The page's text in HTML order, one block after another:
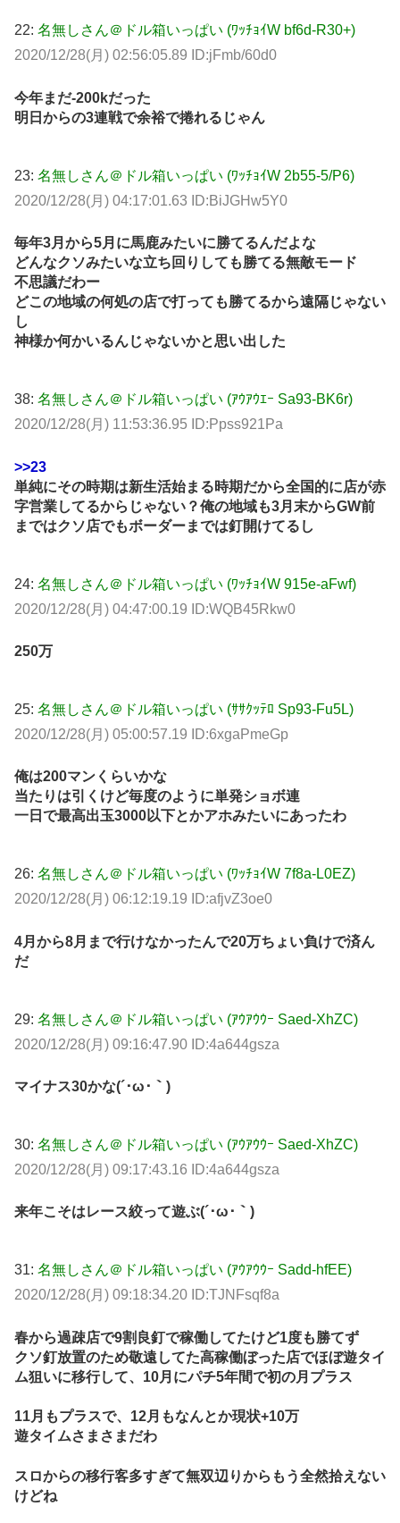
22: 名無しさん＠ドル箱いっぱい (ﾜｯﾁｮｲW bf6d-R30+)
2020/12/28(月) 02:56:05.89 ID:jFmb/60d0
今年まだ-200kだった
明日からの3連戦で余裕で捲れるじゃん
23: 名無しさん＠ドル箱いっぱい (ﾜｯﾁｮｲW 2b55-5/P6)
2020/12/28(月) 04:17:01.63 ID:BiJGHw5Y0
毎年3月から5月に馬鹿みたいに勝てるんだよな
どんなクソみたいな立ち回りしても勝てる無敵モード
不思議だわー
どこの地域の何処の店で打っても勝てるから遠隔じゃない
し
神様か何かいるんじゃないかと思い出した
38: 名無しさん＠ドル箱いっぱい (ｱｳｱｳｴｰ Sa93-BK6r)
2020/12/28(月) 11:53:36.95 ID:Ppss921Pa
>>23
単純にその時期は新生活始まる時期だから全国的に店が赤
字営業してるからじゃない？俺の地域も3月末からGW前
まではクソ店でもボーダーまでは釘開けてるし
24: 名無しさん＠ドル箱いっぱい (ﾜｯﾁｮｲW 915e-aFwf)
2020/12/28(月) 04:47:00.19 ID:WQB45Rkw0
250万
25: 名無しさん＠ドル箱いっぱい (ｻｻｸｯﾃﾛ Sp93-Fu5L)
2020/12/28(月) 05:00:57.19 ID:6xgaPmeGp
俺は200マンくらいかな
当たりは引くけど毎度のように単発ショボ連
一日で最高出玉3000以下とかアホみたいにあったわ
26: 名無しさん＠ドル箱いっぱい (ﾜｯﾁｮｲW 7f8a-L0EZ)
2020/12/28(月) 06:12:19.19 ID:afjvZ3oe0
4月から8月まで行けなかったんで20万ちょい負けで済ん
だ
29: 名無しさん＠ドル箱いっぱい (ｱｳｱｳｳｰ Saed-XhZC)
2020/12/28(月) 09:16:47.90 ID:4a644gsza
マイナス30かな(´･ω･｀)
30: 名無しさん＠ドル箱いっぱい (ｱｳｱｳｳｰ Saed-XhZC)
2020/12/28(月) 09:17:43.16 ID:4a644gsza
来年こそはレース絞って遊ぶ(´･ω･｀)
31: 名無しさん＠ドル箱いっぱい (ｱｳｱｳｳｰ Sadd-hfEE)
2020/12/28(月) 09:18:34.20 ID:TJNFsqf8a
春から過疎店で9割良釘で稼働してたけど1度も勝てず
クソ釘放置のため敬遠してた高稼働ぼった店でほぼ遊タイ
ム狙いに移行して、10月にパチ5年間で初の月プラス
11月もプラスで、12月もなんとか現状+10万
遊タイムさまさまだわ
スロからの移行客多すぎて無双辺りからもう全然拾えない
けどね